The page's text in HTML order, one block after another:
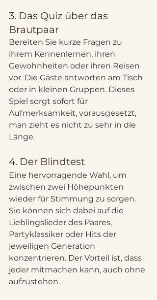
3. Das Quiz über das
Brautpaar
Bereiten Sie kurze Fragen zu
ihrem Kennenlernen, ihren
Gewohnheiten oder ihren Reisen
vor. Die Gäste antworten am Tisch
oder in kleinen Gruppen. Dieses
Spiel sorgt sofort für
Aufmerksamkeit, vorausgesetzt,
man zieht es nicht zu sehr in die
Länge.
4. Der Blindtest
Eine hervorragende Wahl, um
zwischen zwei Höhepunkten
wieder für Stimmung zu sorgen.
Sie können sich dabei auf die
Lieblingslieder des Paares,
Partyklassiker oder Hits der
jeweiligen Generation
konzentrieren. Der Vorteil ist, dass
jeder mitmachen kann, auch ohne
aufzustehen.